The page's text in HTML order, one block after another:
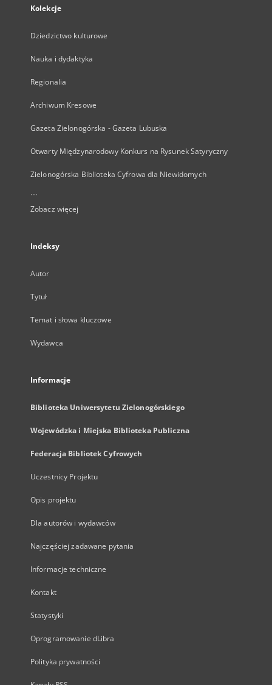
Kolekcje
Dziedzictwo kulturowe
Nauka i dydaktyka
Regionalia
Archiwum Kresowe
Gazeta Zielonogórska - Gazeta Lubuska
Otwarty Międzynarodowy Konkurs na Rysunek Satyryczny
Zielonogórska Biblioteka Cyfrowa dla Niewidomych
...
Zobacz więcej
Indeksy
Autor
Tytuł
Temat i słowa kluczowe
Wydawca
Informacje
Biblioteka Uniwersytetu Zielonogórskiego
Wojewódzka i Miejska Biblioteka Publiczna
Federacja Bibliotek Cyfrowych
Uczestnicy Projektu
Opis projektu
Dla autorów i wydawców
Najczęściej zadawane pytania
Informacje techniczne
Kontakt
Statystyki
Oprogramowanie dLibra
Polityka prywatności